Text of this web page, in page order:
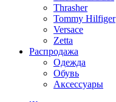
Thrasher
Tommy Hilfiger
Versace
Zetta
Распродажа
Одежда
Обувь
Аксессуары